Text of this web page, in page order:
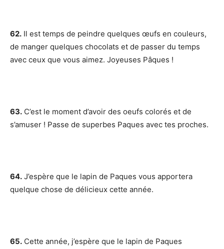
62. Il est temps de peindre quelques œufs en couleurs,
de manger quelques chocolats et de passer du temps
avec ceux que vous aimez. Joyeuses Pâques !
63. C’est le moment d’avoir des oeufs colorés et de
s’amuser ! Passe de superbes Paques avec tes proches.
64. J’espère que le lapin de Paques vous apportera
quelque chose de délicieux cette année.
65. Cette année, j’espère que le lapin de Paques